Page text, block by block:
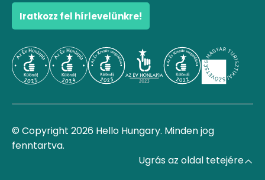
Iratkozz fel hírlevelünkre!
© Copyright 2026 Hello Hungary. Minden jog
fenntartva.
Ugrás az oldal tetejére